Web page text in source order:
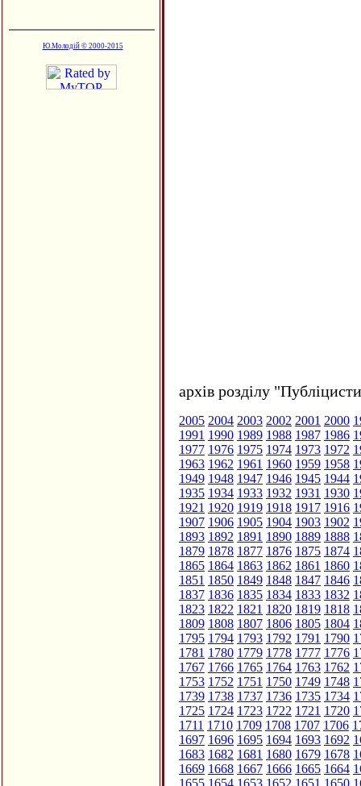
Ю.Молодій © 2000-2015
архів розділу
2005 2004 2003 2002 2001 2000
1991 1990 1989 1988 1987 1986
1977 1976 1975 1974 1973 1972
1963 1962 1961 1960 1959 1958
1949 1948 1947 1946 1945 1944
1935 1934 1933 1932 1931 1930
1921 1920 1919 1918 1917 1916
1907 1906 1905 1904 1903 1902
1893 1892 1891 1890 1889 1888
1879 1878 1877 1876 1875 1874
1865 1864 1863 1862 1861 1860
1851 1850 1849 1848 1847 1846
1837 1836 1835 1834 1833 1832
1823 1822 1821 1820 1819 1818
1809 1808 1807 1806 1805 1804
1795 1794 1793 1792 1791 1790
1781 1780 1779 1778 1777 1776
1767 1766 1765 1764 1763 1762
1753 1752 1751 1750 1749 1748
1739 1738 1737 1736 1735 1734
1725 1724 1723 1722 1721 1720
1711 1710 1709 1708 1707 1706
1697 1696 1695 1694 1693 1692
1683 1682 1681 1680 1679 1678
1669 1668 1667 1666 1665 1664